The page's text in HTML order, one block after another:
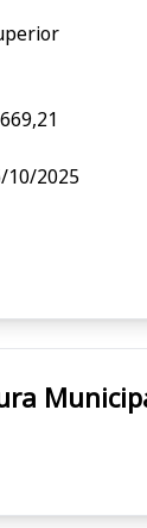
10/2025
SP